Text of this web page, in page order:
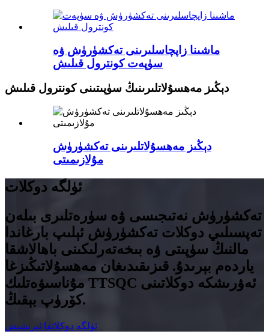
ماشىنا زاپچاسلىرىنى تەكشۈرۈش ۋە
سۈپەت كونترول قىلىش
دېڭىز مەھسۇلاتلىرىنىڭ سۈپىتىنى كونترول قىلىش
دېڭىز مەھسۇلاتلىرىنى تەكشۈرۈش
مۇلازىمىتى
ئۈلگە دوكلات
تەكشۈرۈش نەتىجىسى ۋە سۈرەتلىرى بىلەن
تەپسىلىي دوكلات تەكشۈرۈش ئېلىپ بارغاندا
مالنىڭ سۈپىتى ۋە بىخەتەرلىكىنى باھالاشقا
ياردەم بېرىدۇ. قىزىقىدىغان مەھسۇلاتىڭىزغا
مۇناسىۋەتلىك TTSQC ئەۋرىشكە دوكلاتىنى
كۆرۈپ بېقىڭ.
ئۈلگە دوكلاتقا ئېرىشىش